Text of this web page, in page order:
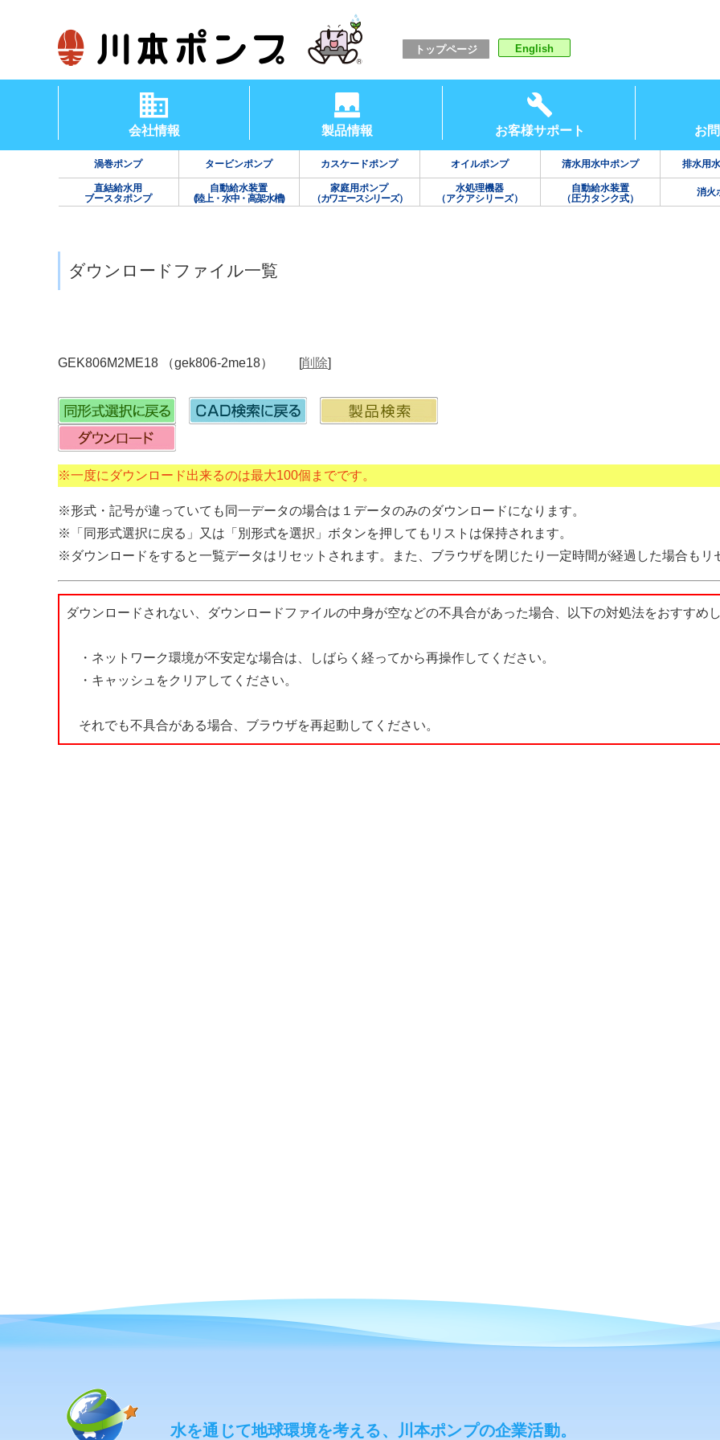
トップページ English
会社情報 製品情報 お客様サポート お
渦巻ポンプ タービンポンプ カスケードポンプ オイルポンプ 清水用水中ポンプ 排水用
直結給水用
ブースタポンプ
自動給水装置
(陸上・水中・高架水槽)
家庭用ポンプ
（カワエースシリーズ）
水処理機器
（アクアシリーズ）
自動給水装置
（圧力タンク式）
消火
ダウンロードファイル一覧
GEK806M2ME18 （gek806-2me18） [削除]
※一度にダウンロード出来るのは最大100個までです。
※形式・記号が違っていても同一データの場合は１データのみのダウンロードになります。
※「同形式選択に戻る」又は「別形式を選択」ボタンを押してもリストは保持されます。
※ダウンロードをすると一覧データはリセットされます。また、ブラウザを閉じたり一定時間が経過した場合もリ
ダウンロードされない、ダウンロードファイルの中身が空などの不具合があった場合、以下の対処法をおすすめし
・ネットワーク環境が不安定な場合は、しばらく経ってから再操作してください。
・キャッシュをクリアしてください。
それでも不具合がある場合、ブラウザを再起動してください。
水を通じて地球環境を考える、川本ポンプの企業活動。